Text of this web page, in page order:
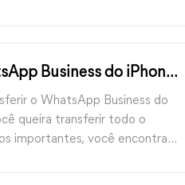
Business do iPhone
o WhatsApp Business do
queira transferir todo o
importantes, você encontrará